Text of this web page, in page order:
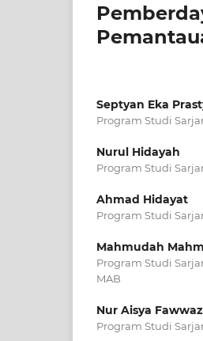
Septyan Eka
Program Studi
Nurul Hidayah
Program Studi
Ahmad Hidayat
Program Studi
Mahmudah
Program Studi
MAB
Nur Aisya Fawwaz
Program Studi